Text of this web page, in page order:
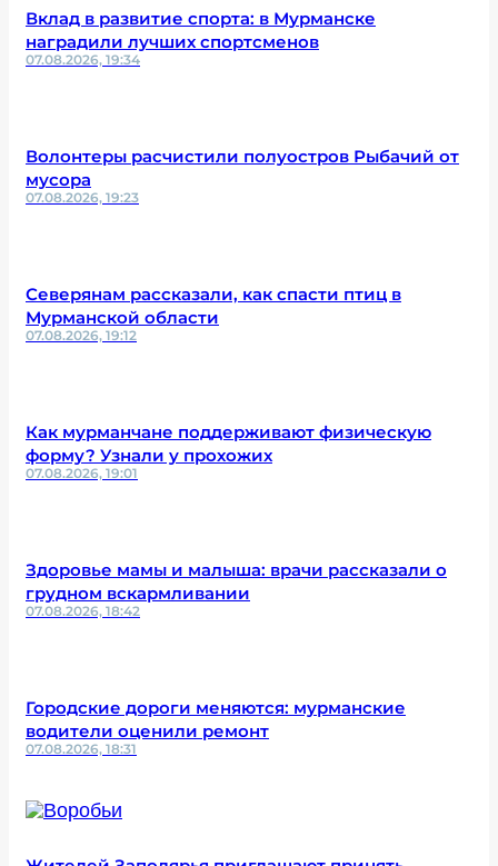
Вклад в развитие спорта: в Мурманске
наградили лучших спортсменов
07.08.2026, 19:34
Волонтеры расчистили полуостров Рыбачий от
мусора
07.08.2026, 19:23
Северянам рассказали, как спасти птиц в
Мурманской области
07.08.2026, 19:12
Как мурманчане поддерживают физическую
форму? Узнали у прохожих
07.08.2026, 19:01
Здоровье мамы и малыша: врачи рассказали о
грудном вскармливании
07.08.2026, 18:42
Городские дороги меняются: мурманские
водители оценили ремонт
07.08.2026, 18:31